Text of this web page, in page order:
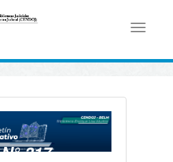
Toggle
N° 317- 22/05/2026